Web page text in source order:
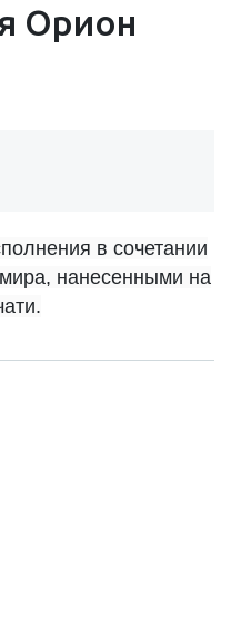
Орион
в сочетании
нанесенными на